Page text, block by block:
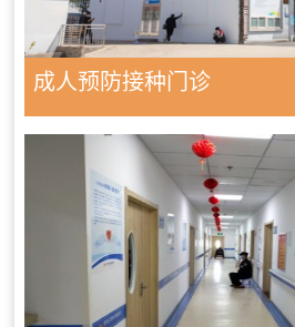
成人预防接种门诊